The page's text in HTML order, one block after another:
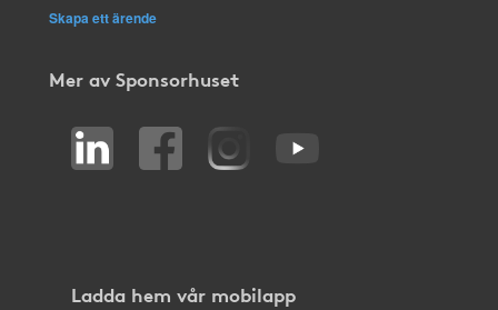
Skapa ett ärende
Mer av Sponsorhuset
Ladda hem vår mobilapp